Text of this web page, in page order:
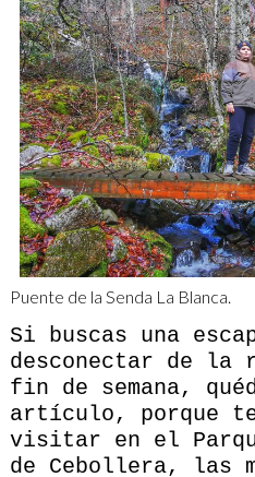
Puente de la Senda La Blanca.
Si buscas una
desconectar de la
fin de semana,
artículo, porque te
visitar en el
de Cebollera, las